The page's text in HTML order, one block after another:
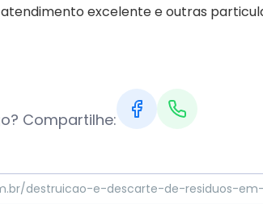
excelente e outras
Compartilhe: